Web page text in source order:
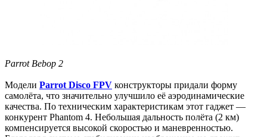
Parrot Bebop 2
Модели Parrot Disco FPV конструкторы придали форму
самолёта, что значительно улучшило её аэродинамические
качества. По техническим характеристикам этот гаджет —
конкурент Phantom 4. Небольшая дальность полёта (2 км)
компенсируется высокой скоростью и маневренностью.